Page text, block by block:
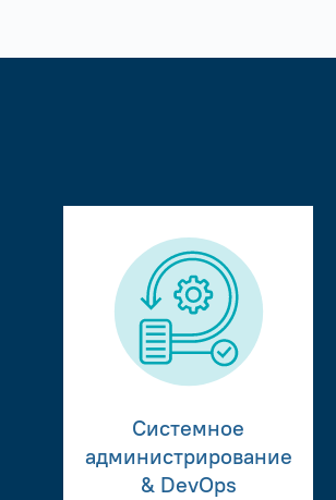
Системное
администрирование
& DevOps